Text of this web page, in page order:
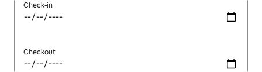
Check-in
Checkout